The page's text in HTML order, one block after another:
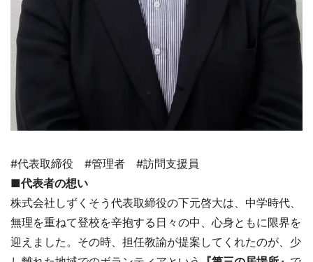
#代表取締役 #管理者 #訪問支援員
■代表者の想い
株式会社しずくそう代表取締役の下元啓大は、中学時代、
無理を重ねて登校を辛抱する日々の中、心身ともに限界を
迎えました。その時、担任教諭が提案してくれたのが、少